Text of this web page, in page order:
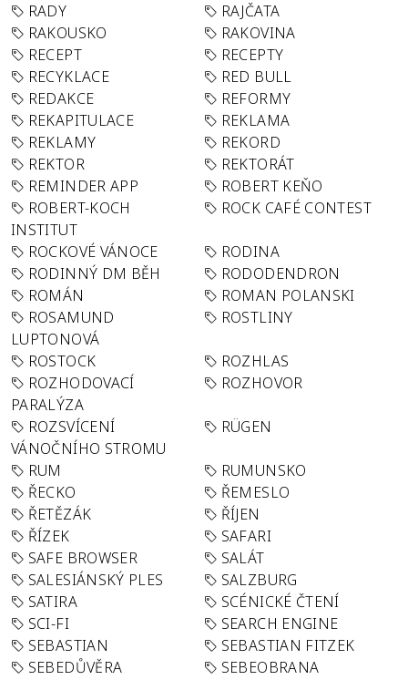
RADY
RAJČATA
RAKOUSKO
RAKOVINA
RECEPT
RECEPTY
RECYKLACE
RED BULL
REDAKCE
REFORMY
REKAPITULACE
REKLAMA
REKLAMY
REKORD
REKTOR
REKTORÁT
REMINDER APP
ROBERT KEŇO
ROBERT-KOCH
INSTITUT
ROCK CAFÉ CONTEST
ROCKOVÉ VÁNOCE
RODINA
RODINNÝ DM BĚH
RODODENDRON
ROMÁN
ROMAN POLANSKI
ROSAMUND
LUPTONOVÁ
ROSTLINY
ROSTOCK
ROZHLAS
ROZHODOVACÍ
PARALÝZA
ROZHOVOR
ROZSVÍCENÍ
VÁNOČNÍHO STROMU
RÜGEN
RUM
RUMUNSKO
ŘECKO
ŘEMESLO
ŘETĚZÁK
ŘÍJEN
ŘÍZEK
SAFARI
SAFE BROWSER
SALÁT
SALESIÁNSKÝ PLES
SALZBURG
SATIRA
SCÉNICKÉ ČTENÍ
SCI-FI
SEARCH ENGINE
SEBASTIAN
SEBASTIAN FITZEK
SEBEDŮVĚRA
SEBEOBRANA